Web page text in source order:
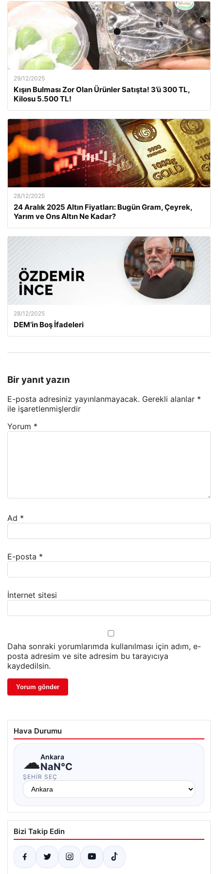
29/12/2025
Kışın Bulması Zor Olan Ürünler Satışta! 3’ü 300 TL,
Kilosu 5.500 TL!
28/12/2025
24 Aralık 2025 Altın Fiyatları: Bugün Gram, Çeyrek,
Yarım ve Ons Altın Ne Kadar?
28/12/2025
DEM’in Boş İfadeleri
Bir yanıt yazın
E-posta adresiniz yayınlanmayacak. Gerekli alanlar *
ile işaretlenmişlerdir
Yorum *
Ad *
E-posta *
İnternet sitesi
Daha sonraki yorumlarımda kullanılması için adım, e-
posta adresim ve site adresim bu tarayıcıya
kaydedilsin.
Hava Durumu
☁Ankara
NaN°C
ŞEHIR SEÇ
Bizi Takip Edin